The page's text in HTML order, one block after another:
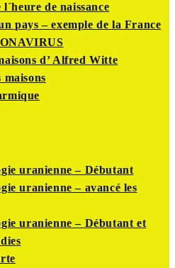
de naissance
pays – exemple de la France
d’ Alfred Witte
maisons
uranienne – Débutant
uranienne – avancé les
uranienne – Débutant et